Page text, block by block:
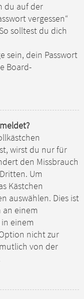
du auf der
vergessen“
solltest du dich
sein, dein Passwort
Board-
wirst du nur für
den Missbrauch
Um
Kästchen
auswählen. Dies ist
einem
einem
nicht zur
von der